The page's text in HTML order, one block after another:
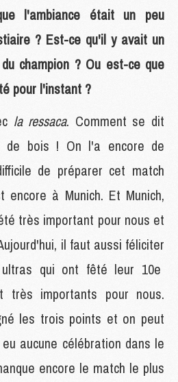
l'ambiance était un peu
? Est-ce qu'il y avait un
champion ? Ou est-ce que
pour l'instant ?
la ressaca. Comment se dit
de bois ! On l'a encore de
de préparer cet match
à Munich. Et Munich,
très important pour nous et
il faut aussi féliciter
qui ont fêté leur 10e
très importants pour nous.
les trois points et on peut
aucune célébration dans le
encore le match le plus